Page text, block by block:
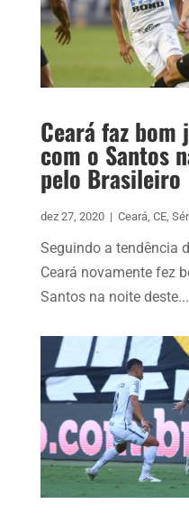
Ceará faz bom
com o Santos
pelo Brasileiro
dez 27, 2020 | Ceará, CE,
Seguindo a tendência
Ceará novamente fez
Santos na noite deste...